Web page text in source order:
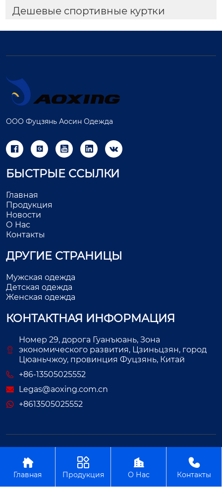
Дешевые спортивные куртки
ООО Фуцзянь Аосин Одежда
    
БЫСТРЫЕ ССЫЛКИ
Главная
Продукция
Новости
О Нас
Контакты
ДРУГИЕ СТРАНИЦЫ
Мужская одежда
Детская одежда
Женская одежда
КОНТАКТНАЯ ИНФОРМАЦИЯ
Номер 29, дорога Гуанъюань, Зона
экономического развития, Цзиньцзян, город
Цюаньчжоу, провинция Фуцзянь, Китай
+86-13505025552
Legas@aoxing.com.cn
+8613505025552

Главная

Продукция

О Нас

Контакты